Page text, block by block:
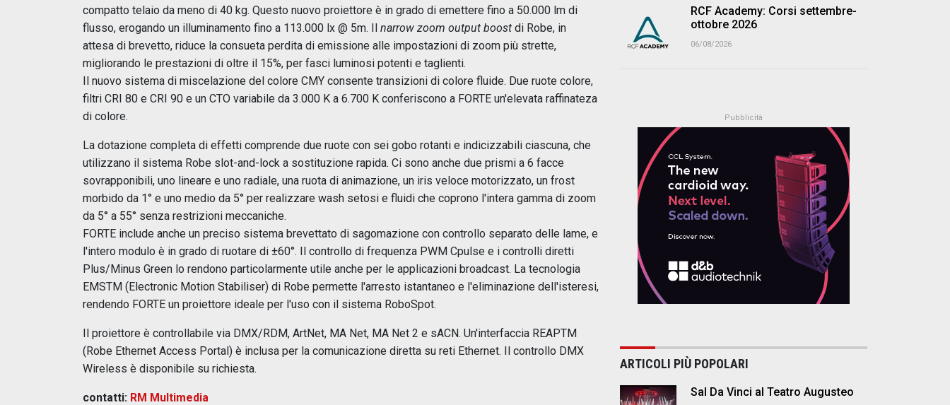
compatto telaio da meno di 40 kg. Questo nuovo proiettore è in grado di emettere fino a 50.000 lm di
flusso, erogando un illuminamento fino a 113.000 lx @ 5m. Il narrow zoom output boost di Robe, in
attesa di brevetto, riduce la consueta perdita di emissione alle impostazioni di zoom più strette,
migliorando le prestazioni di oltre il 15%, per fasci luminosi potenti e taglienti.
Il nuovo sistema di miscelazione del colore CMY consente transizioni di colore fluide. Due ruote colore,
filtri CRI 80 e CRI 90 e un CTO variabile da 3.000 K a 6.700 K conferiscono a FORTE un'elevata raffinateza
di colore.
La dotazione completa di effetti comprende due ruote con sei gobo rotanti e indicizzabili ciascuna, che
utilizzano il sistema Robe slot-and-lock a sostituzione rapida. Ci sono anche due prismi a 6 facce
sovrapponibili, uno lineare e uno radiale, una ruota di animazione, un iris veloce motorizzato, un frost
morbido da 1° e uno medio da 5° per realizzare wash setosi e fluidi che coprono l'intera gamma di zoom
da 5° a 55° senza restrizioni meccaniche.
FORTE include anche un preciso sistema brevettato di sagomazione con controllo separato delle lame, e
l'intero modulo è in grado di ruotare di ±60°. Il controllo di frequenza PWM Cpulse e i controlli diretti
Plus/Minus Green lo rendono particolarmente utile anche per le applicazioni broadcast. La tecnologia
EMSTM (Electronic Motion Stabiliser) di Robe permette l'arresto istantaneo e l'eliminazione dell'isteresi,
rendendo FORTE un proiettore ideale per l'uso con il sistema RoboSpot.
Il proiettore è controllabile via DMX/RDM, ArtNet, MA Net, MA Net 2 e sACN. Un'interfaccia REAPTM
(Robe Ethernet Access Portal) è inclusa per la comunicazione diretta su reti Ethernet. Il controllo DMX
Wireless è disponibile su richiesta.
contatti: RM Multimedia
RCF Academy: Corsi settembre-
ottobre 2026
06/08/2026
ARTICOLI PIÙ POPOLARI
Sal Da Vinci al Teatro Augusteo